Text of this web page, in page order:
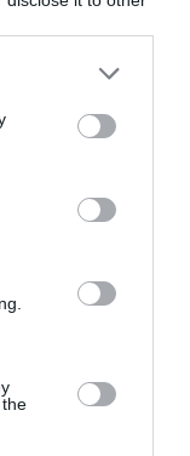
2022 - 11 h 43
les
a été
sa
vie privée.
de vous.